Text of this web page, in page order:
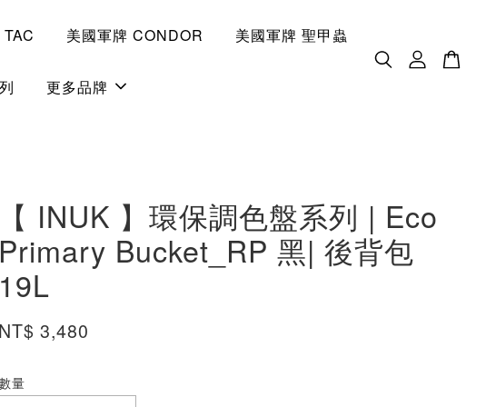
美國軍牌 CONDOR 美國軍牌 聖甲蟲
更多品牌
【 INUK 】環保調色盤系列 | Eco
Primary Bucket_RP 黑| 後背包
19L
NT$ 3,480
量